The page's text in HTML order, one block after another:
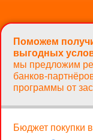
Поможем
выгодных
мы предложим
банков-
программы от
Бюджет покупки